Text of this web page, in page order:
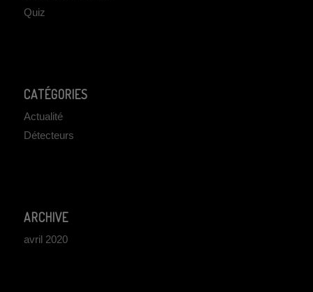
Quiz
CATÉGORIES
Actualité
Détecteurs
ARCHIVE
avril 2020